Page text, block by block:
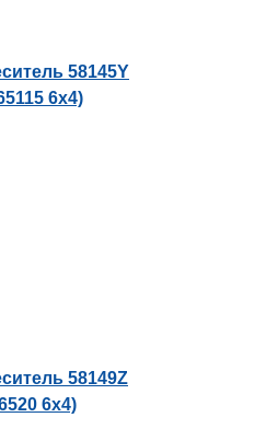
58145Y
6х4)
58149Z
6х4)